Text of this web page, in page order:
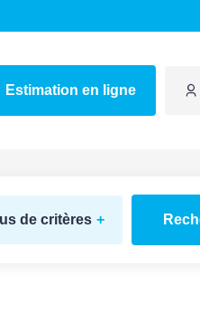
Estimation en ligne
de critères +